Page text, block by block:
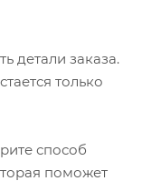
детали заказа.
только
способ
поможет